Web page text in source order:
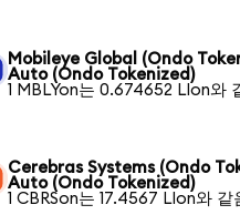
Mobileye Global (Ondo
Auto (Ondo Tokenized)
1 MBLYon는 0.674652 LIon와
Cerebras Systems (Ondo
Auto (Ondo Tokenized)
1 CBRSon는 17.4567 LIon와 같